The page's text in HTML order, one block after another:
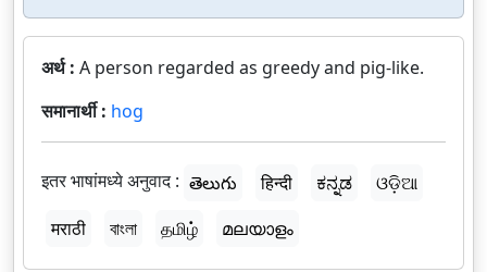
अर्थ : A person regarded as greedy and pig-like.
समानार्थी : hog
इतर भाषांमध्ये अनुवाद : తెలుగు हिन्दी ಕನ್ನಡ
ଓଡ଼ିଆ
मराठी
বাংলা தமிழ் മലയാളം